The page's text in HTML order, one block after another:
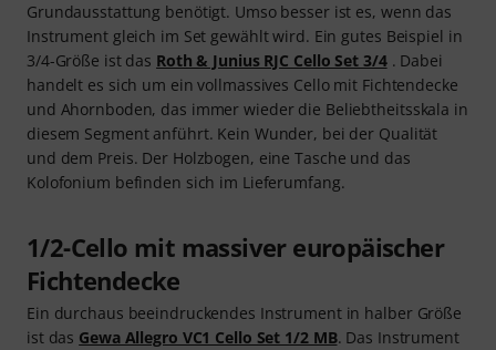
Grundausstattung benötigt. Umso besser ist es, wenn das
Instrument gleich im Set gewählt wird. Ein gutes Beispiel in
3/4-Größe ist das Roth & Junius RJC Cello Set 3/4. Dabei
handelt es sich um ein vollmassives Cello mit Fichtendecke
und Ahornboden, das immer wieder die Beliebtheitsskala in
diesem Segment anführt. Kein Wunder, bei der Qualität
und dem Preis. Der Holzbogen, eine Tasche und das
Kolofonium befinden sich im Lieferumfang.
1/2-Cello mit massiver europäischer
Fichtendecke
Ein durchaus beeindruckendes Instrument in halber Größe
ist das Gewa Allegro VC1 Cello Set 1/2 MB. Das Instrument